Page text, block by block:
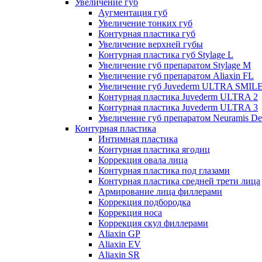
Увеличение губ
Аугментация губ
Увеличение тонких губ
Контурная пластика губ
Увеличение верхней губы
Контурная пластика губ Stylage L
Увеличение губ препаратом Stylage M
Увеличение губ препаратом Aliaxin FL
Увеличение губ Juvederm ULTRA
Контурная пластика Juvederm ULTRA 2
Контурная пластика Juvederm ULTRA 3
Увеличение губ препаратом Neuramis
Контурная пластика
Интимная пластика
Контурная пластика ягодиц
Коррекция овала лица
Контурная пластика под глазами
Контурная пластика средней трети лица
Армирование лица филлерами
Коррекция подбородка
Коррекция носа
Коррекция скул филлерами
Aliaxin GP
Aliaxin EV
Aliaxin SR